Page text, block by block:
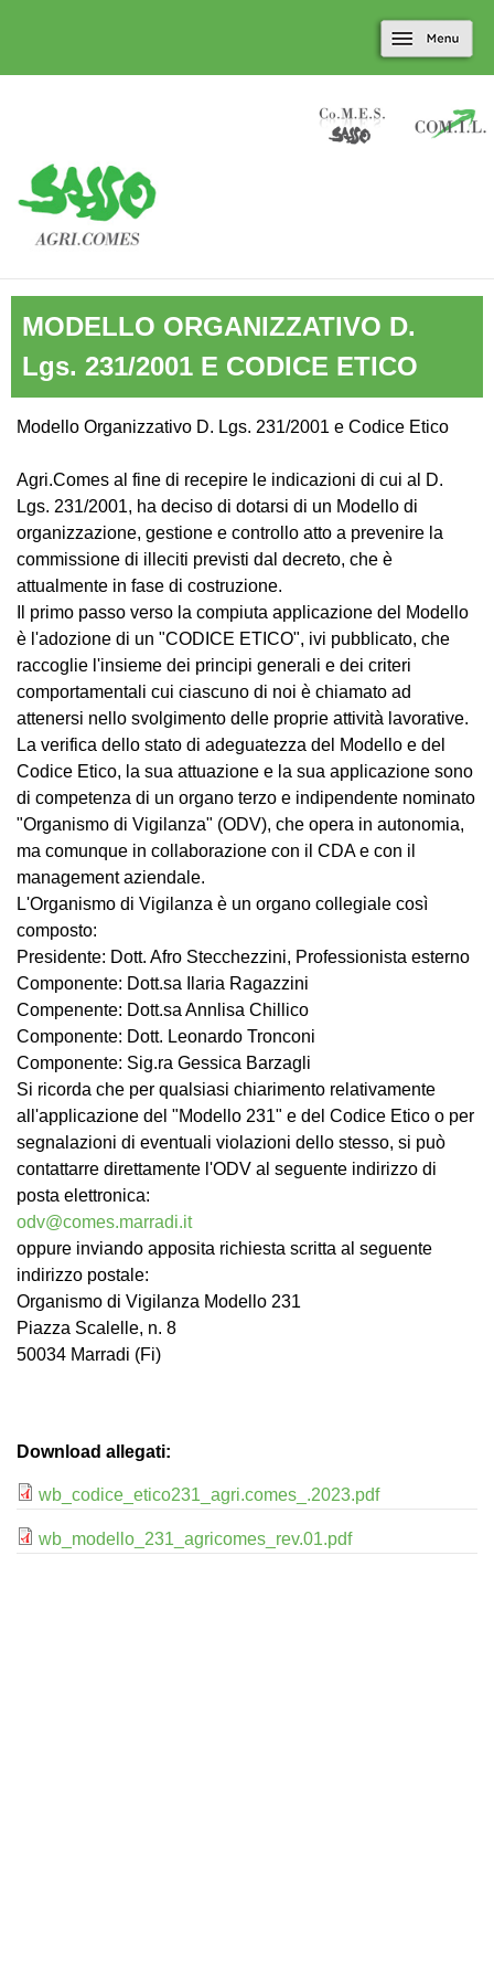
MODELLO ORGANIZZATIVO D.
Lgs. 231/2001 E CODICE ETICO
Modello Organizzativo D. Lgs. 231/2001 e Codice Etico
Agri.Comes al fine di recepire le indicazioni di cui al D.
Lgs. 231/2001, ha deciso di dotarsi di un Modello di
organizzazione, gestione e controllo atto a prevenire la
commissione di illeciti previsti dal decreto, che è
attualmente in fase di costruzione.
Il primo passo verso la compiuta applicazione del Modello
è l'adozione di un "CODICE ETICO", ivi pubblicato, che
raccoglie l'insieme dei principi generali e dei criteri
comportamentali cui ciascuno di noi è chiamato ad
attenersi nello svolgimento delle proprie attività lavorative.
La verifica dello stato di adeguatezza del Modello e del
Codice Etico, la sua attuazione e la sua applicazione sono
di competenza di un organo terzo e indipendente nominato
"Organismo di Vigilanza" (ODV), che opera in autonomia,
ma comunque in collaborazione con il CDA e con il
management aziendale.
L'Organismo di Vigilanza è un organo collegiale così
composto:
Presidente: Dott. Afro Stecchezzini, Professionista esterno
Componente: Dott.sa Ilaria Ragazzini
Compenente: Dott.sa Annlisa Chillico
Componente: Dott. Leonardo Tronconi
Componente: Sig.ra Gessica Barzagli
Si ricorda che per qualsiasi chiarimento relativamente
all'applicazione del "Modello 231" e del Codice Etico o per
segnalazioni di eventuali violazioni dello stesso, si può
contattarre direttamente l'ODV al seguente indirizzo di
posta elettronica:
odv@comes.marradi.it
oppure inviando apposita richiesta scritta al seguente
indirizzo postale:
Organismo di Vigilanza Modello 231
Piazza Scalelle, n. 8
50034 Marradi (Fi)
Download allegati:
wb_codice_etico231_agri.comes_.2023.pdf
wb_modello_231_agricomes_rev.01.pdf